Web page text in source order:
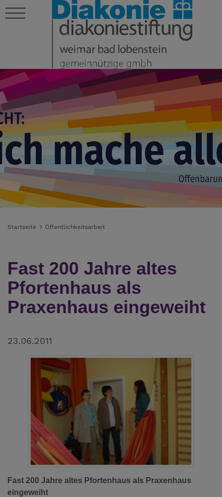
Startseite Öffentlichkeitsarbeit
Fast 200 Jahre altes
Pfortenhaus als
Praxenhaus eingeweiht
23.06.2011
Fast 200 Jahre altes Pfortenhaus als Praxenhaus
eingeweiht